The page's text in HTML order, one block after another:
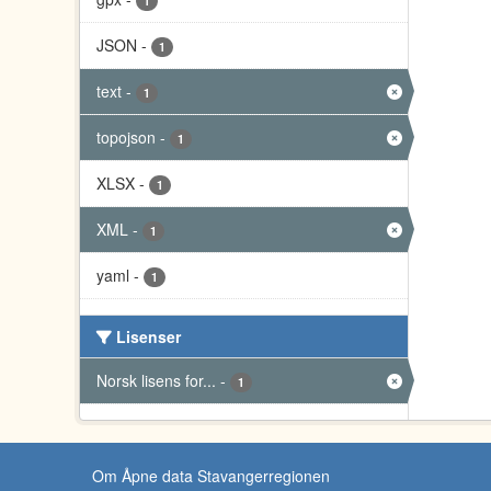
JSON - 1
text - 1
topojson - 1
XLSX - 1
XML - 1
yaml - 1
Lisenser
Norsk lisens for... - 1
Om Åpne data Stavangerregionen